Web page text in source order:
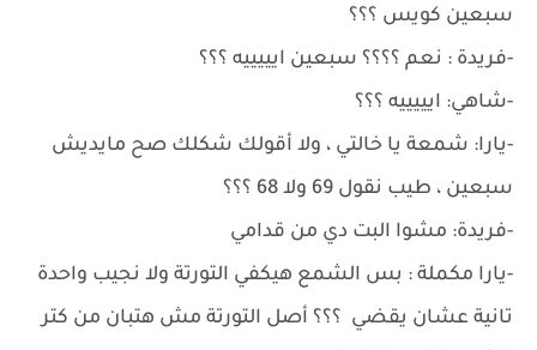
سبعين كويس ؟؟؟
-فريدة : نعم ؟؟؟؟ سبعين ايييييه ؟؟؟
-شاهي: ايييييه ؟؟؟
-يارا: شمعة يا خالتي ، ولا أقولك شكلك صح مايديش
سبعين ، طيب نقول 69 ولا 68 ؟؟؟
-فريدة: مشوا البت دي من قدامي
-يارا مكملة : بس الشمع هيكفي التورتة ولا نجيب واحدة
تانية عشان يقضي ؟؟؟ أصل التورتة مش هتبان من كتر